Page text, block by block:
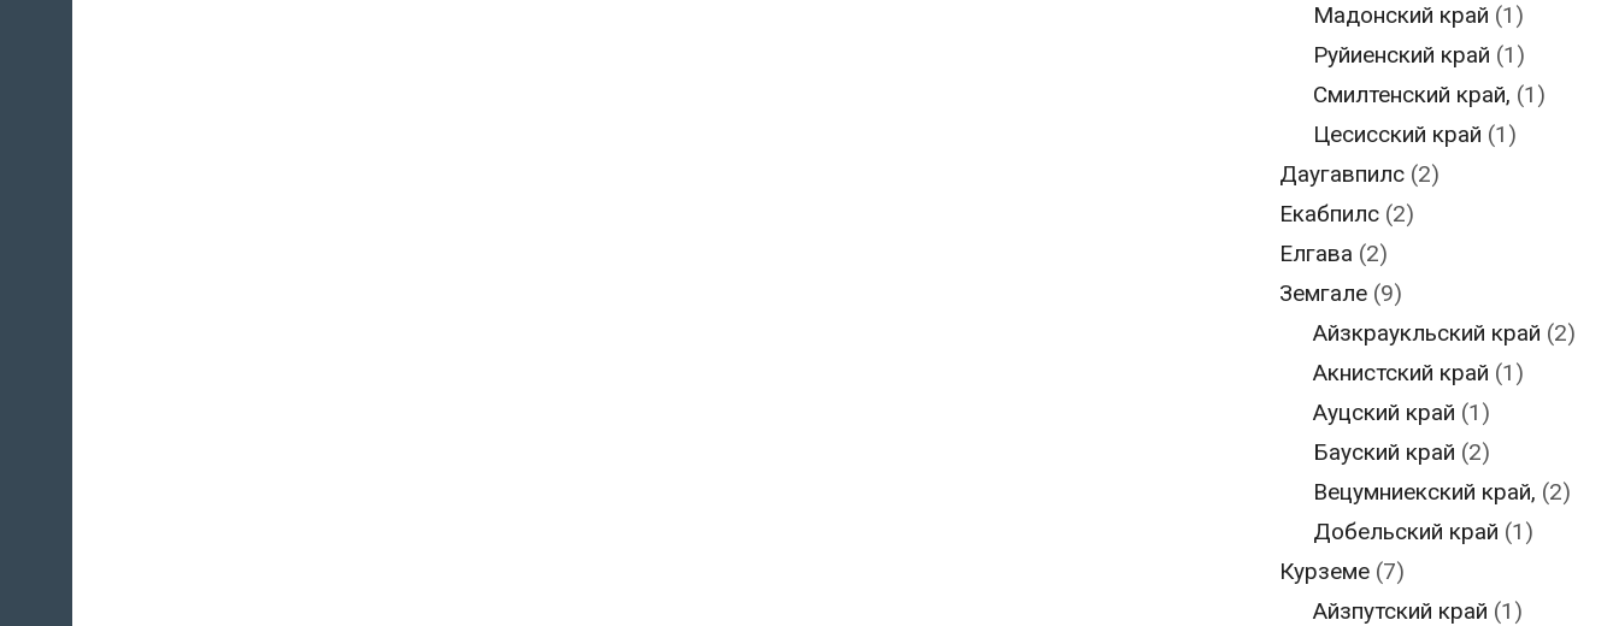
Мадонский край (1)
Руйиенский край (1)
Смилтенский край, (1)
Цесисский край (1)
Даугавпилс(2)
Екабпилс(2)
Елгава (2)
Земгале(9)
Айзкраукльский край (2)
Акнистский край (1)
Ауцский край (1)
Бауский край (2)
Вецумниекский край, (2)
Добельский край (1)
Курземе(7)
Айзпутский край (1)